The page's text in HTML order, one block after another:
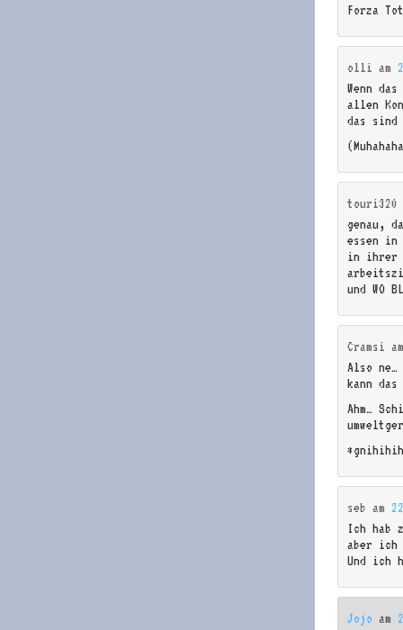
Forza
olli am
Wenn
allen
das
touri320
genau,
essen in
in ihrer
und WO
Cramsi
Also
kann das
Ahm…
seb am
Ich hab
aber ich
Und ich
Jojo am